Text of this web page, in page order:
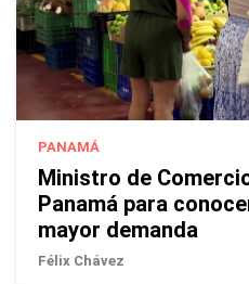
PANAMÁ
Ministro de
Panamá para
mayor demanda
Félix Chávez